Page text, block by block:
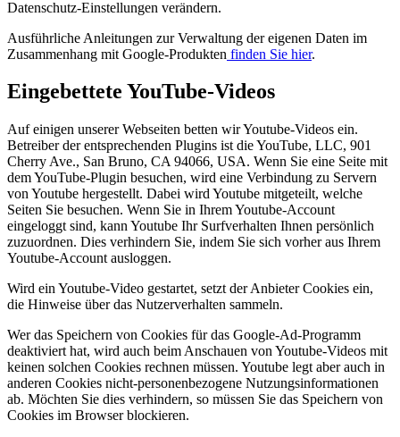
Datenschutz-Einstellungen verändern.
Ausführliche Anleitungen zur Verwaltung der eigenen Daten im
Zusammenhang mit Google-Produkten finden Sie hier.
Eingebettete YouTube-Videos
Auf einigen unserer Webseiten betten wir Youtube-Videos ein.
Betreiber der entsprechenden Plugins ist die YouTube, LLC, 901
Cherry Ave., San Bruno, CA 94066, USA. Wenn Sie eine Seite mit
dem YouTube-Plugin besuchen, wird eine Verbindung zu Servern
von Youtube hergestellt. Dabei wird Youtube mitgeteilt, welche
Seiten Sie besuchen. Wenn Sie in Ihrem Youtube-Account
eingeloggt sind, kann Youtube Ihr Surfverhalten Ihnen persönlich
zuzuordnen. Dies verhindern Sie, indem Sie sich vorher aus Ihrem
Youtube-Account ausloggen.
Wird ein Youtube-Video gestartet, setzt der Anbieter Cookies ein,
die Hinweise über das Nutzerverhalten sammeln.
Wer das Speichern von Cookies für das Google-Ad-Programm
deaktiviert hat, wird auch beim Anschauen von Youtube-Videos mit
keinen solchen Cookies rechnen müssen. Youtube legt aber auch in
anderen Cookies nicht-personenbezogene Nutzungsinformationen
ab. Möchten Sie dies verhindern, so müssen Sie das Speichern von
Cookies im Browser blockieren.